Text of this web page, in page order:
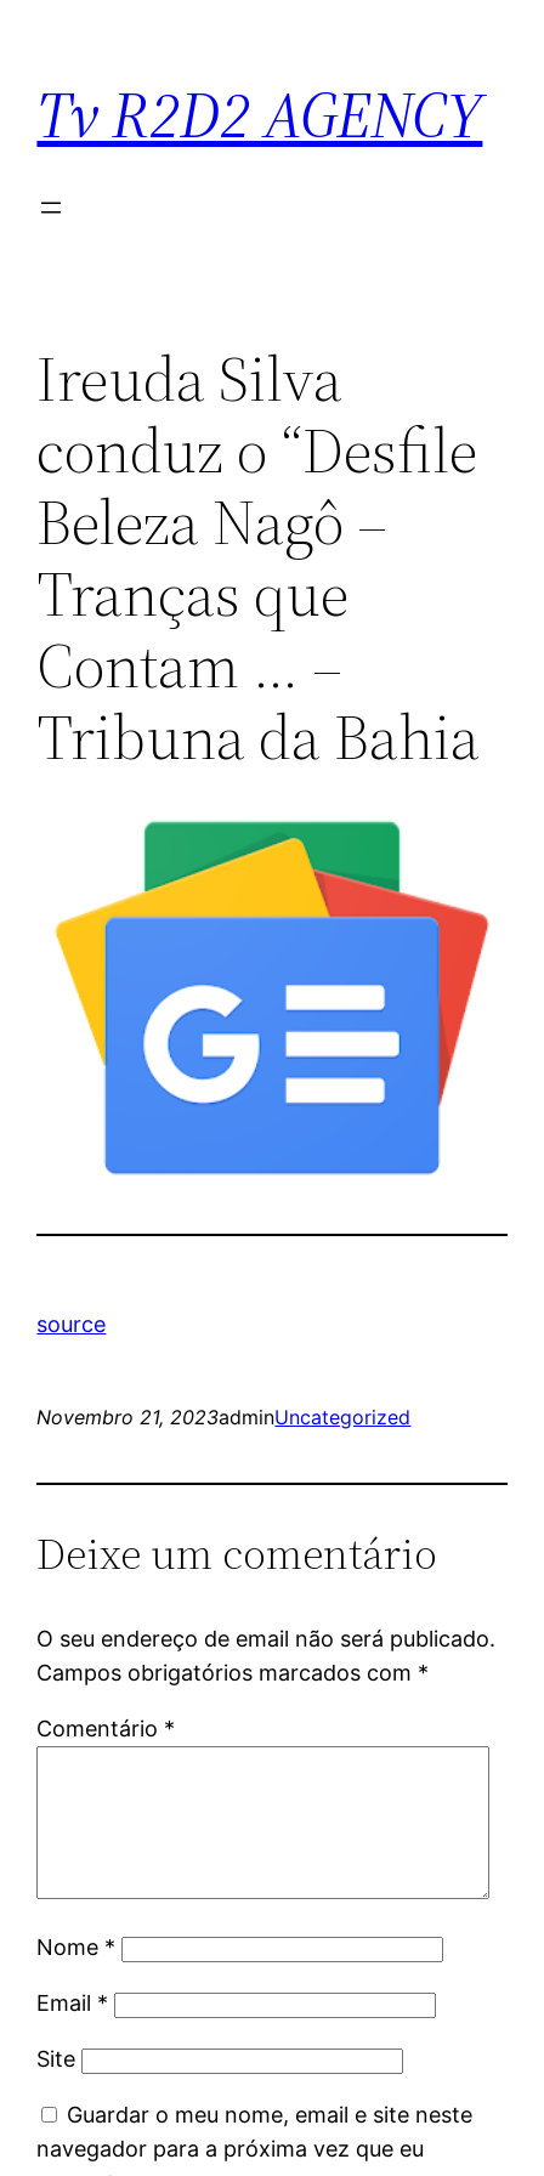
conteúdo
Tv R2D2 AGENCY
Ireuda Silva
conduz o “Desfile
Beleza Nagô –
Tranças que
Contam … –
Tribuna da Bahia
source
Novembro 21, 2023adminUncategorized
Deixe um comentário
O seu endereço de email não será publicado.
Campos obrigatórios marcados com *
Comentário *
Nome *
Email *
Site
Guardar o meu nome, email e site neste
navegador para a próxima vez que eu